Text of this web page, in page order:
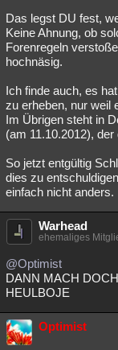
Das legst DU fest,
Keine Ahnung, ob
Forenregeln
hochnäsig.
Ich finde auch, es
zu erheben, nur weil
Im Übrigen steht in
(am 11.10.2012),
So jetzt entgültig
dies zu
einfach nicht anders.
Warhead
ehemaliges
@Optimist
DANN MACH
HEULBOJE
Optimist